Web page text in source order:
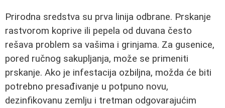
Prirodna sredstva su prva linija odbrane. Prskanje
rastvorom koprive ili pepela od duvana često
rešava problem sa vašima i grinjama. Za gusenice,
pored ručnog sakupljanja, može se primeniti
prskanje. Ako je infestacija ozbiljna, možda će biti
potrebno presađivanje u potpuno novu,
dezinfikovanu zemlju i tretman odgovarajućim